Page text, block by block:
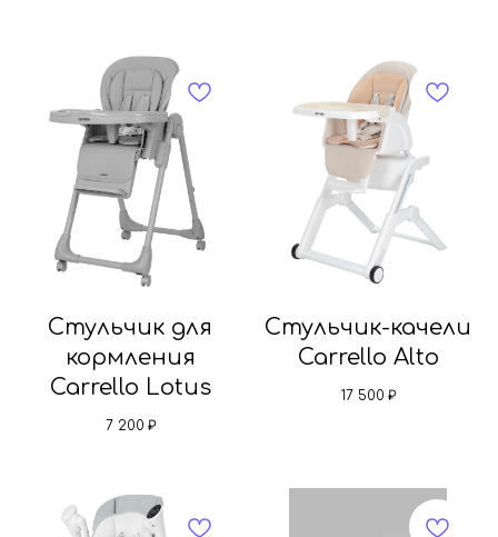
Стульчик для
кормления
Carrello Lotus
7 200 ₽
Стульчик-качели
Carrello Alto
17 500 ₽